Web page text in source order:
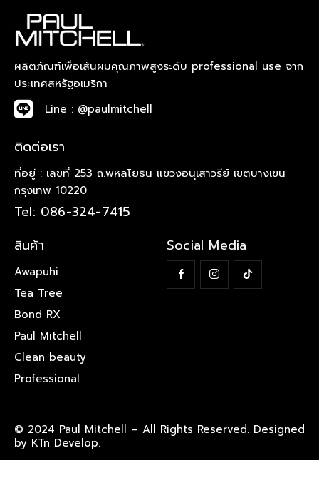
ผลิตภัณฑ์เพื่อเส้นผมคุณภาพสูงระดับ professional use จาก
ประเทศสหรัฐอเมริกา
Line : @paulmitchell
ติดต่อเรา
ที่อยู่ : เลขที่ 253 ถ.พหลโยธิน แขวงอนุเสาวรีย์ เขตบางเขน
กรุงเทพ 10220
Tel: 086-324-7415
สินค้า
Awapuhi
Tea Tree
Bond RX
Paul Mitchell
Clean beauty
Professional
Social Media
© 2024 Paul Mitchell – All Rights Reserved. Designed
by KTn Develop.